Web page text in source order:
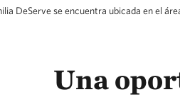
DeServe se encuentra ubicada en el
Una